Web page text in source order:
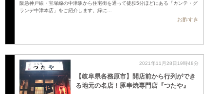
阪急神戸線・宝塚線の中津駅から住宅街を通って徒歩5分ほどにある「カンテ・グ
ランデ中津本店」をご紹介します。緑に…
お酢すき
2021年11月28日19時48分
【岐阜県各務原市】開店前から行列ができ
る地元の名店！豚串焼専門店『つたや』